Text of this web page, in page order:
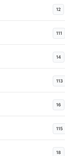
12
111
14
113
16
115
18